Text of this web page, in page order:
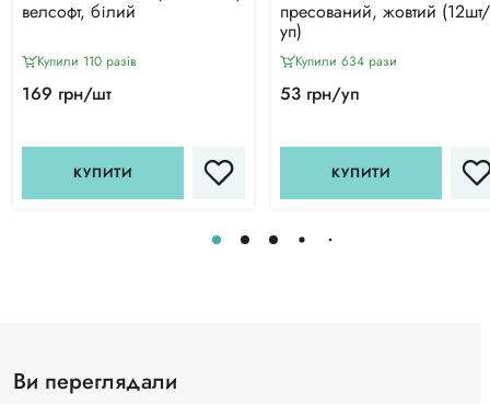
велсофт, білий
Купили 110 разiв
169 грн/шт
КУПИТИ
пресований, жовтий (12шт/
уп)
Купили 634 рази
53 грн/уп
КУПИТИ
Ви переглядали